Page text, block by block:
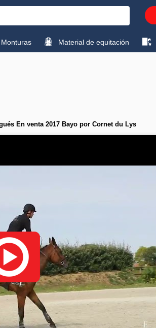
Monturas Material de equitación
En venta 2017 Bayo por Cornet du Lys